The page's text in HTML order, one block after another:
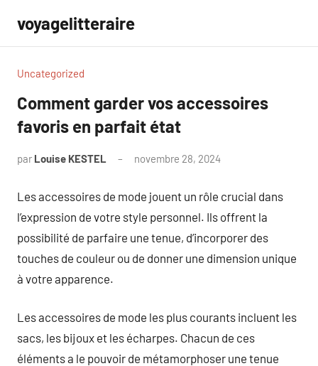
contenu
voyagelitteraire
Uncategorized
Comment garder vos accessoires
favoris en parfait état
par Louise KESTEL novembre 28, 2024
Les accessoires de mode jouent un rôle crucial dans
l’expression de votre style personnel. Ils offrent la
possibilité de parfaire une tenue, d’incorporer des
touches de couleur ou de donner une dimension unique
à votre apparence.
Les accessoires de mode les plus courants incluent les
sacs, les bijoux et les écharpes. Chacun de ces
éléments a le pouvoir de métamorphoser une tenue